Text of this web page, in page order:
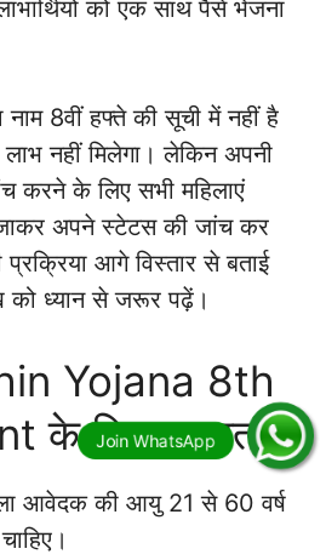
को एक साथ पैसे भेजना
नाम 8वीं हफ्ते की सूची में नहीं है
नहीं मिलेगा। लेकिन अपनी
करने के लिए सभी महिलाएं
अपने स्टेटस की जांच कर
आगे विस्तार से बताई
ध्यान से जरूर पढ़ें।
Yojana 8th
के लिए पात्रता
आवेदक की आयु 21 से 60 वर्ष